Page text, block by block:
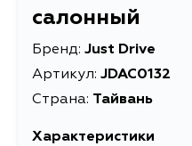
салонный
Бренд: Just Drive
Артикул: JDAC0132
Страна: Тайвань
Характеристики